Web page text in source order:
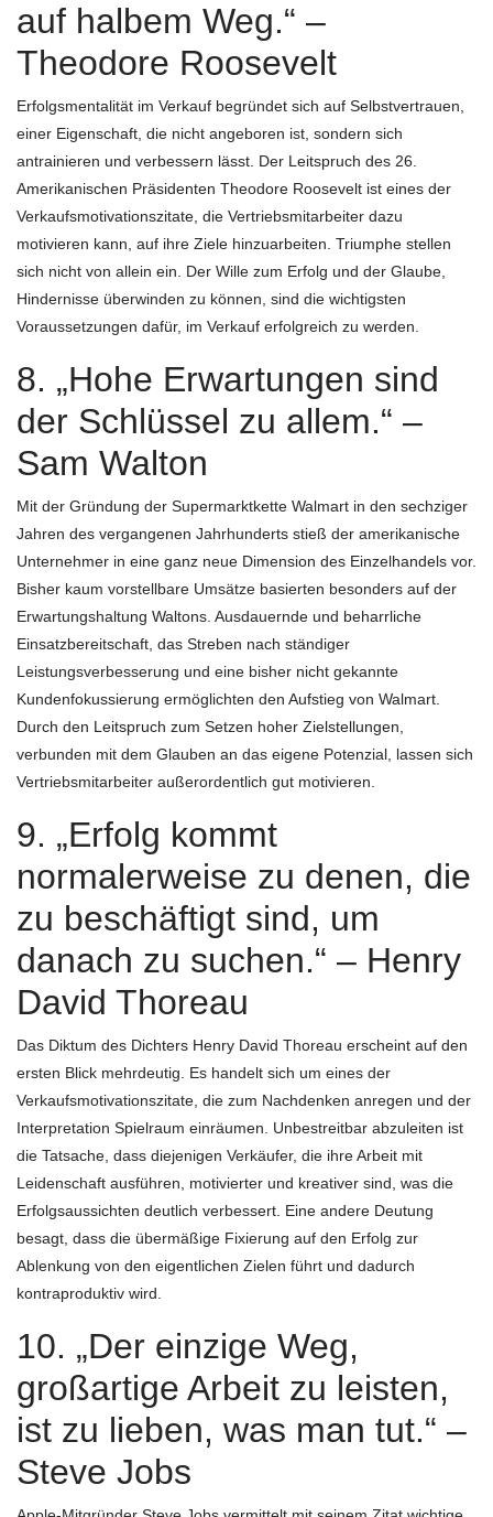
auf halbem Weg.“ –
Theodore Roosevelt
Erfolgsmentalität im Verkauf begründet sich auf Selbstvertrauen,
einer Eigenschaft, die nicht angeboren ist, sondern sich
antrainieren und verbessern lässt. Der Leitspruch des 26.
Amerikanischen Präsidenten Theodore Roosevelt ist eines der
Verkaufsmotivationszitate, die Vertriebsmitarbeiter dazu
motivieren kann, auf ihre Ziele hinzuarbeiten. Triumphe stellen
sich nicht von allein ein. Der Wille zum Erfolg und der Glaube,
Hindernisse überwinden zu können, sind die wichtigsten
Voraussetzungen dafür, im Verkauf erfolgreich zu werden.
8. „Hohe Erwartungen sind
der Schlüssel zu allem.“ –
Sam Walton
Mit der Gründung der Supermarktkette Walmart in den sechziger
Jahren des vergangenen Jahrhunderts stieß der amerikanische
Unternehmer in eine ganz neue Dimension des Einzelhandels vor.
Bisher kaum vorstellbare Umsätze basierten besonders auf der
Erwartungshaltung Waltons. Ausdauernde und beharrliche
Einsatzbereitschaft, das Streben nach ständiger
Leistungsverbesserung und eine bisher nicht gekannte
Kundenfokussierung ermöglichten den Aufstieg von Walmart.
Durch den Leitspruch zum Setzen hoher Zielstellungen,
verbunden mit dem Glauben an das eigene Potenzial, lassen sich
Vertriebsmitarbeiter außerordentlich gut motivieren.
9. „Erfolg kommt
normalerweise zu denen, die
zu beschäftigt sind, um
danach zu suchen.“ – Henry
David Thoreau
Das Diktum des Dichters Henry David Thoreau erscheint auf den
ersten Blick mehrdeutig. Es handelt sich um eines der
Verkaufsmotivationszitate, die zum Nachdenken anregen und der
Interpretation Spielraum einräumen. Unbestreitbar abzuleiten ist
die Tatsache, dass diejenigen Verkäufer, die ihre Arbeit mit
Leidenschaft ausführen, motivierter und kreativer sind, was die
Erfolgsaussichten deutlich verbessert. Eine andere Deutung
besagt, dass die übermäßige Fixierung auf den Erfolg zur
Ablenkung von den eigentlichen Zielen führt und dadurch
kontraproduktiv wird.
10. „Der einzige Weg,
großartige Arbeit zu leisten,
ist zu lieben, was man tut.“ –
Steve Jobs